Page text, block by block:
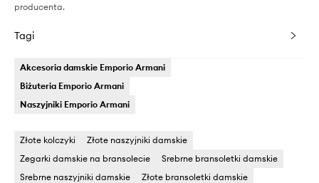
producenta.
Tagi
Akcesoria damskie Emporio Armani
Biżuteria Emporio Armani
Naszyjniki Emporio Armani
Złote kolczyki
Złote naszyjniki damskie
Zegarki damskie na bransolecie
Srebrne bransoletki damskie
Srebrne naszyjniki damskie
Złote bransoletki damskie